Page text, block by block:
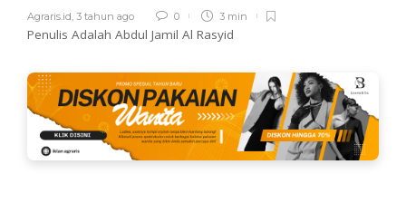
Agraris.id, 3 tahun ago 0 3 min
Penulis Adalah Abdul Jamil Al Rasyid